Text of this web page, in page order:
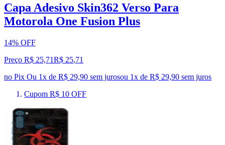
Capa Adesivo Skin362 Verso Para
Motorola One Fusion Plus
14% OFF
Preço R$ 25,71R$ 25,71
no Pix Ou 1x de R$ 29,90 sem jurosou 1x de R$ 29,90 sem juros
Cupom R$ 10 OFF